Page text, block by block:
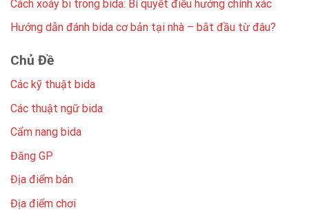
Cách xoáy bi trong bida: Bí quyết điều hướng chính xác
Hướng dẫn đánh bida cơ bản tại nhà – bắt đầu từ đâu?
Chủ Đề
Các kỹ thuật bida
Các thuật ngữ bida
Cẩm nang bida
Đăng GP
Địa điểm bán
Địa điểm chơi